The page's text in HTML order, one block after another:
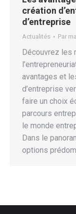
création
d’entreprise
Actualités Par
Découvrez les
avantages et
d’entreprise
faire un choix
parcours
le monde
Dans le
options